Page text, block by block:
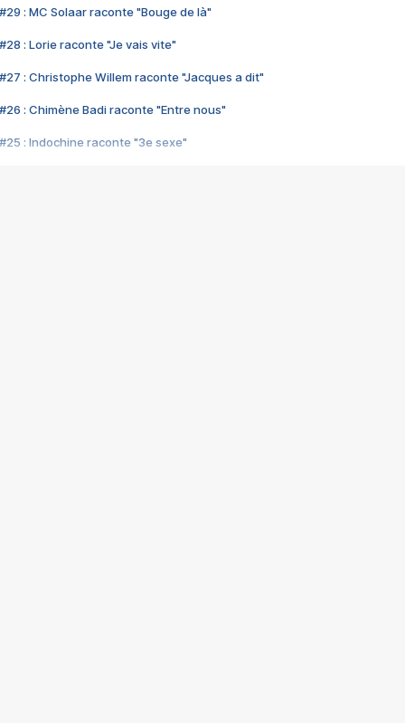
#29 : MC Solaar raconte "Bouge de là"
#28 : Lorie raconte "Je vais vite"
#27 : Christophe Willem raconte "Jacques a dit"
#26 : Chimène Badi raconte "Entre nous"
#25 : Indochine raconte "3e sexe"